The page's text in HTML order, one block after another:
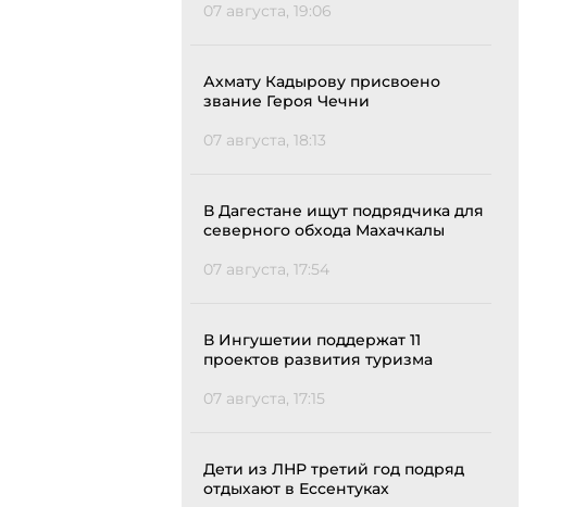
07 августа, 19:06
Ахмату Кадырову присвоено
звание Героя Чечни
07 августа, 18:13
В Дагестане ищут подрядчика для
северного обхода Махачкалы
07 августа, 17:54
В Ингушетии поддержат 11
проектов развития туризма
07 августа, 17:15
Дети из ЛНР третий год подряд
отдыхают в Ессентуках